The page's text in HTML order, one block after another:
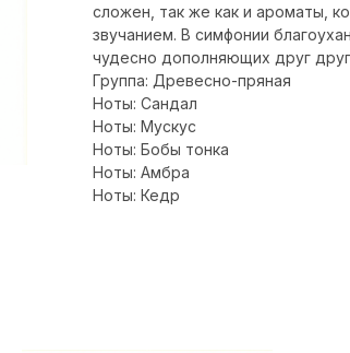
сложен, так же как и ароматы,
звучанием. В симфонии
чудесно дополняющих друг
Группа: Древесно-пряная
Ноты: Сандал
Ноты: Мускус
Ноты: Бобы тонка
Ноты: Амбра
Ноты: Кедр